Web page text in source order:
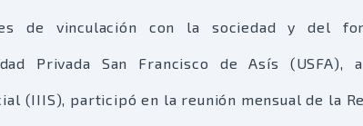
de vinculación con la sociedad y del
Privada San Francisco de Asís
(IIIS), participó en la reunión mensual de la